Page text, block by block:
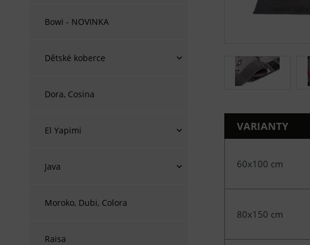
Bowi - NOVINKA
Dětské koberce
Dora, Cosina
El Yapimi
Java
Moroko, Dubi, Colora
Raisa
VARIANTY
60x100 cm
80x150 cm